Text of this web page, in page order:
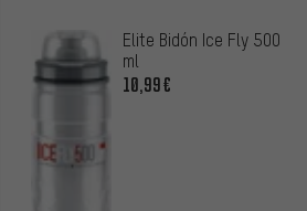
Elite Bidón Ice Fly 500
ml
10,99€